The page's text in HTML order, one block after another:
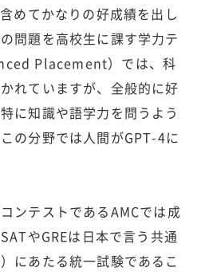
めてかなりの好成績を出し
問題を高校生に課す学力テ
Placement）では、科
れていますが、全般的に好
に知識や語学力を問うよう
の分野では人間がGPT-4に
ンテストであるAMCでは成
やGREは日本で言う共通
にあたる統一試験であるこ